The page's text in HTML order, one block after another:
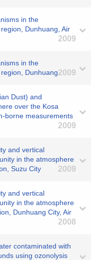
in the
Dunhuang, Air
2009
in the
Dunhuang2009
Dust) and
over the Kosa
borne measurements
2009
and vertical
in the atmosphere
Suzu City
2009
and vertical
in the atmosphere
Dunhuang City, Air
2008
contaminated with
using ozonolysis